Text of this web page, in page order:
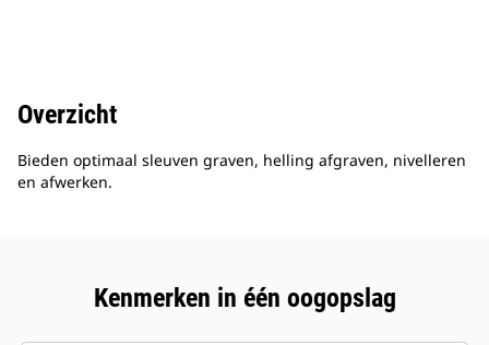
Overzicht
Bieden optimaal sleuven graven, helling afgraven, nivelleren
en afwerken.
Kenmerken in één oogopslag